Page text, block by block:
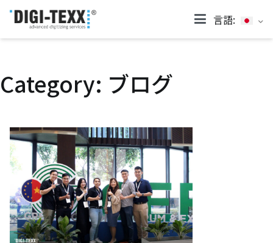
Skip
content
DIGI-TEXX JP
言語:
Category: ブログ